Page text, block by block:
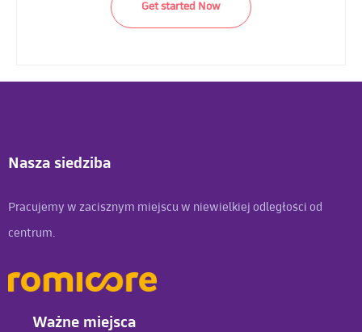
Get started Now
Nasza siedziba
Pracujemy w zacisznym miejscu w niewielkiej odległości od
centrum.
Ważne miejsca